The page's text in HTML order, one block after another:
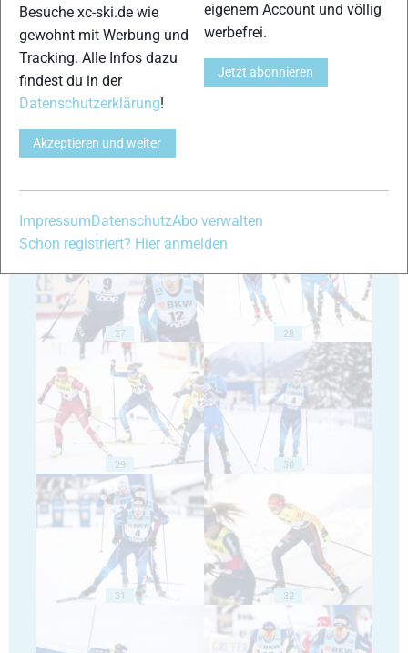
24
27 28
29 30
31 32
Besuche xc-ski.de wie
gewohnt mit Werbung und
Tracking. Alle Infos dazu
findest du in der
Datenschutzerklärung!
Akzeptieren und weiter
eigenem Account und völlig
werbefrei.
Jetzt abonnieren
ImpressumDatenschutzAbo verwalten
Schon registriert? Hier anmelden